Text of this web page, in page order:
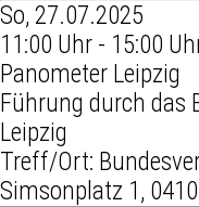
So, 27.07.2025
11:00 Uhr - 15:00
Panometer Leipzig
Führung durch das
Leipzig
Treff/Ort:
Simsonplatz 1,